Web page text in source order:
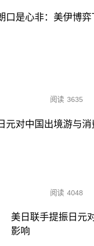
口是心非：美伊博
阅读 3635
元对中国出境游与消
阅读 4048
美日联手提振日元
影响